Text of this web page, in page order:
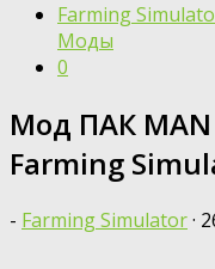
Farming
Моды
0
Мод ПАК MAN
Farming
- Farming Simulator·